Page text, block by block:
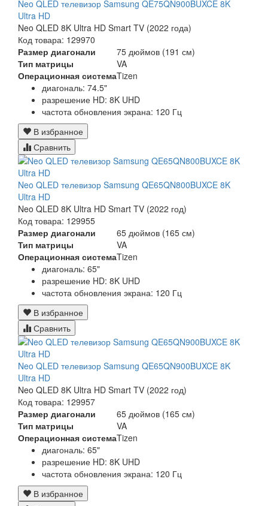
Neo QLED телевизор Samsung QE75QN900BUXCE 8K
Ultra HD
Neo QLED 8K Ultra HD Smart TV (2022 года)
Код товара: 129970
Размер диагонали
75 дюймов (191 см)
Тип матрицы
VA
Операционная системаTizen
диагональ: 74.5"
разрешение HD: 8K UHD
частота обновления экрана: 120 Гц
В избранное
Сравнить
Neo QLED телевизор Samsung QE65QN800BUXCE 8K
Ultra HD
Neo QLED 8K Ultra HD Smart TV (2022 год)
Код товара: 129955
Размер диагонали
65 дюймов (165 см)
Тип матрицы
VA
Операционная системаTizen
диагональ: 65"
разрешение HD: 8K UHD
частота обновления экрана: 120 Гц
В избранное
Сравнить
Neo QLED телевизор Samsung QE65QN900BUXCE 8K
Ultra HD
Neo QLED 8K Ultra HD Smart TV (2022 год)
Код товара: 129957
Размер диагонали
65 дюймов (165 см)
Тип матрицы
VA
Операционная системаTizen
диагональ: 65"
разрешение HD: 8K UHD
частота обновления экрана: 120 Гц
В избранное